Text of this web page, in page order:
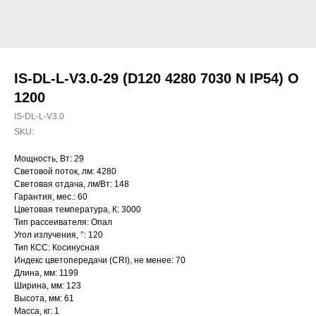
IS-DL-L-V3.0-29 (D120 4280 7030 N IP54) O
1200
IS-DL-L-V3.0
SKU:
Мощность, Вт: 29
Световой поток, лм: 4280
Световая отдача, лм/Вт: 148
Гарантия, мес.: 60
Цветовая температура, К: 3000
Тип рассеивателя: Опал
Угол излучения, °: 120
Тип КСС: Косинусная
Индекс цветопередачи (CRI), не менее: 70
Длина, мм: 1199
Ширина, мм: 123
Высота, мм: 61
Масса, кг: 1